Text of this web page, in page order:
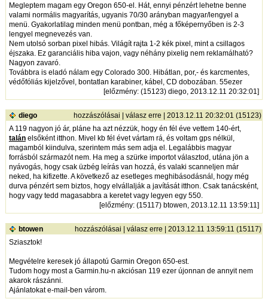
Megleptem magam egy Oregon 650-el. Hát, ennyi pénzért lehetne benne
valami normális magyarítás, ugyanis 70/30 arányban magyar/lengyel a
menü. Gyakorlatilag minden menü pontban, még a főképernyőben is 2-3
lengyel megnevezés van.
Nem utolsó sorban pixel hibás. Világít rajta 1-2 kék pixel, mint a csillagos
éjszaka. Ez garanciális hiba vajon, vagy néhány pixelig nem reklamálható?
Nagyon zavaró.
Továbbra is eladó nálam egy Colorado 300. Hibátlan, por,- és karcmentes,
védőfóliás kijelzővel, bontatlan karabiner, kábel, CD dobozában. 55ezer
[előzmény: (15123) diego, 2013.12.11 20:32:01]
diego hozzászólásai | válasz erre | 2013.12.11 20:32:01 (15123)
A 119 nagyon jó ár, pláne ha azt nézzük, hogy én fél éve vettem 140-ért,
talánelsőként itthon. Mivel kb fél évet vártam rá, és voltam gps nélkül,
magamból kiindulva, szerintem más sem adja el. Legalábbis magyar
forrásból származót nem. Ha meg a szürke importot választod, utána jön a
nyávogás, hogy csak üzbég leírás van hozzá, és valaki scanneljen már
neked, ha kifizette. A következő az esetleges meghibásodásnál, hogy még
durva pénzért sem biztos, hogy elvállalják a javítását itthon. Csak tanácsként,
hogy vagy tedd magasabbra a keretet vagy legyen egy 550.
[előzmény: (15117) btowen, 2013.12.11 13:59:11]
btowen hozzászólásai | válasz erre | 2013.12.11 13:59:11 (15117)
Sziasztok!
Megvételre keresek jó állapotú Garmin Oregon 650-est.
Tudom hogy most a Garmin.hu-n akciósan 119 ezer újonnan de annyit nem
akarok rászánni.
Ajánlatokat e-mail-ben várom.